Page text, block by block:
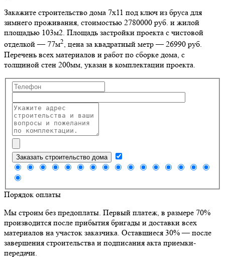
Закажите строительство дома 7х11 под ключ из бруса для
зимнего проживания, стоимостью 2780000 руб. и жилой
площадью 103м2. Площадь застройки проекта с чистовой
отделкой — 77м2, цена за квадратный метр — 26990 руб.
Перечень всех материалов и работ по сборке дома, с
толщиной стен 200мм, указан в комплектации проекта.
Заказать строительство дома
Порядок оплаты
Мы строим без предоплаты. Первый платеж, в размере 70%
производится после прибытия бригады и доставки всех
материалов на участок заказчика. Оставшиеся 30% — после
завершения строительства и подписания акта приемки-
передачи.